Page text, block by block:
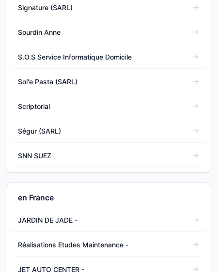
Signature (SARL)
Sourdin Anne
S.O.S Service Informatique Domicile
Sol'e Pasta (SARL)
Scriptorial
Ségur (SARL)
SNN SUEZ
en France
JARDIN DE JADE -
Réalisations Etudes Maintenance -
JET AUTO CENTER -